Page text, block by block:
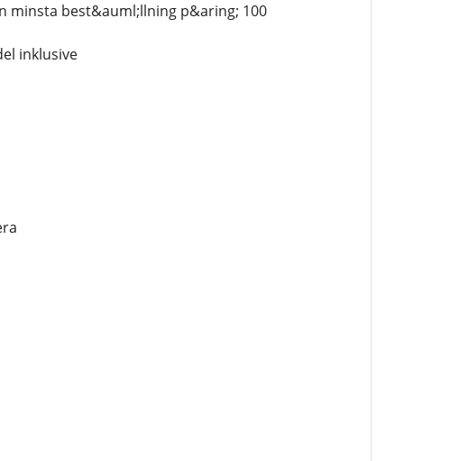
minsta best&auml;llning p&aring; 100
inklusive